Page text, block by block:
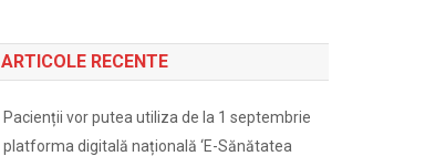
ARTICOLE RECENTE
Pacienții vor putea utiliza de la 1 septembrie
platforma digitală națională ‘E-Sănătatea